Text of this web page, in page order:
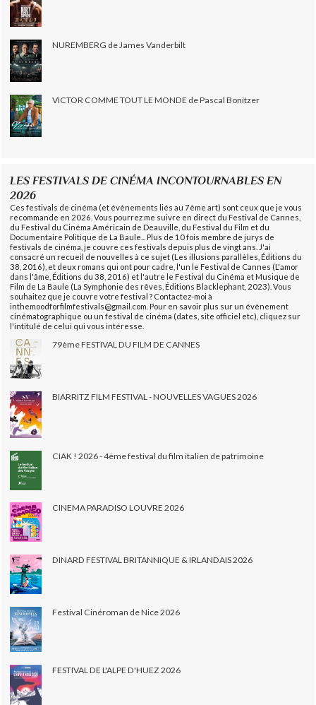
NUREMBERG de James Vanderbilt
VICTOR COMME TOUT LE MONDE de Pascal Bonitzer
LES FESTIVALS DE CINÉMA INCONTOURNABLES EN
2026
Ces festivals de cinéma (et évènements liés au 7ème art) sont ceux que je vous
recommande en 2026. Vous pourrez me suivre en direct du Festival de Cannes,
du Festival du Cinéma Américain de Deauville, du Festival du Film et du
Documentaire Politique de La Baule... Plus de 10 fois membre de jurys de
festivals de cinéma, je couvre ces festivals depuis plus de vingt ans. J'ai
consacré un recueil de nouvelles à ce sujet (Les illusions parallèles, Éditions du
38, 2016), et deux romans qui ont pour cadre, l'un le Festival de Cannes (L'amor
dans l'âme, Éditions du 38, 2016) et l'autre le Festival du Cinéma et Musique de
Film de La Baule (La Symphonie des rêves, Éditions Blacklephant, 2023). Vous
souhaitez que je couvre votre festival ? Contactez-moi à
inthemoodforfilmfestivals@gmail.com. Pour en savoir plus sur un évènement
cinématographique ou un festival de cinéma (dates, site officiel etc), cliquez sur
l'intitulé de celui qui vous intéresse.
79ème FESTIVAL DU FILM DE CANNES
BIARRITZ FILM FESTIVAL - NOUVELLES VAGUES 2026
CIAK ! 2026 - 4ème festival du film italien de patrimoine
CINEMA PARADISO LOUVRE 2026
DINARD FESTIVAL BRITANNIQUE & IRLANDAIS 2026
Festival Cinéroman de Nice 2026
FESTIVAL DE L'ALPE D'HUEZ 2026